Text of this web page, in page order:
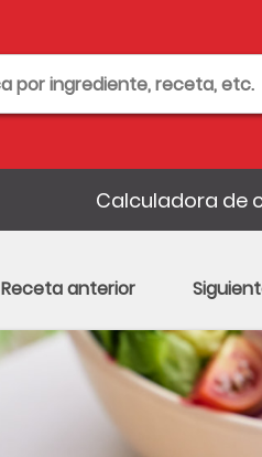
Calculadora de
Receta anterior